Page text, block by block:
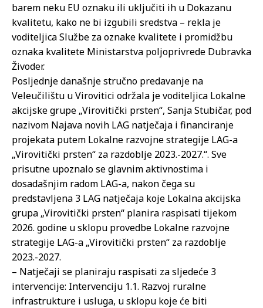
barem neku EU oznaku ili uključiti ih u Dokazanu
kvalitetu, kako ne bi izgubili sredstva – rekla je
voditeljica Službe za oznake kvalitete i promidžbu
oznaka kvalitete Ministarstva poljoprivrede Dubravka
Živoder.
Posljednje današnje stručno predavanje na
Veleučilištu u Virovitici održala je voditeljica Lokalne
akcijske grupe „Virovitički prsten“, Sanja Stubičar, pod
nazivom Najava novih LAG natječaja i financiranje
projekata putem Lokalne razvojne strategije LAG-a
„Virovitički prsten“ za razdoblje 2023.-2027.“. Sve
prisutne upoznalo se glavnim aktivnostima i
dosadašnjim radom LAG-a, nakon čega su
predstavljena 3 LAG natječaja koje Lokalna akcijska
grupa „Virovitički prsten“ planira raspisati tijekom
2026. godine u sklopu provedbe Lokalne razvojne
strategije LAG-a „Virovitički prsten“ za razdoblje
2023.-2027.
– Natječaji se planiraju raspisati za sljedeće 3
intervencije: Intervenciju 1.1. Razvoj ruralne
infrastrukture i usluga, u sklopu koje će biti